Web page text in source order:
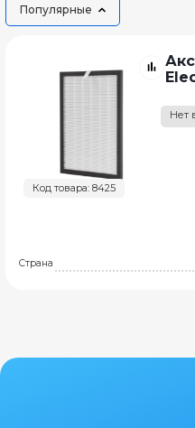
Популярные
Код товара: 8425
Нет
Страна